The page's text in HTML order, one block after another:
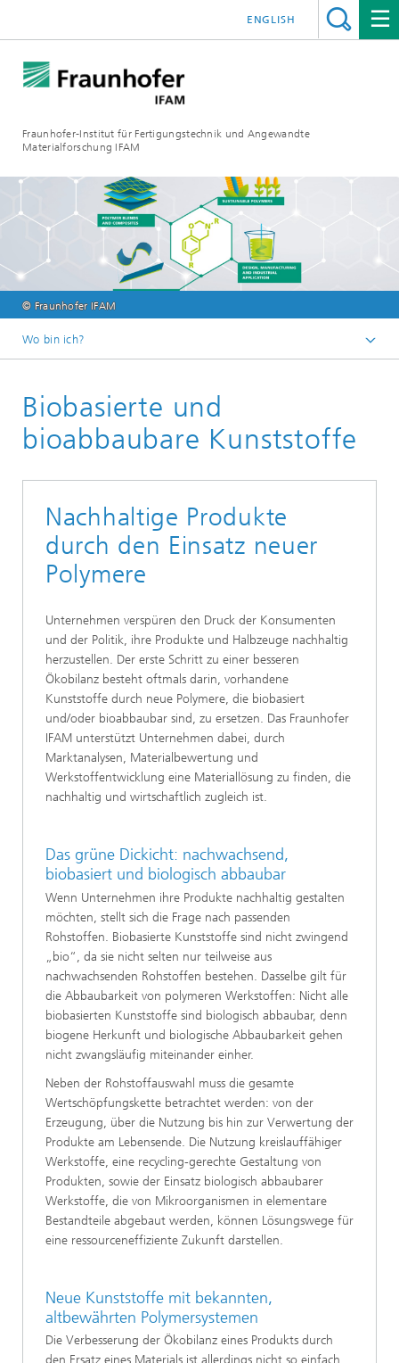
Fraunhofer-Institut für Fertigungstechnik und Angewandte
Materialforschung IFAM
ENGLISH
© Fraunhofer IFAM
Wo bin ich?
Magazin
Biobasierte und
bioabbaubare Kunststoffe
Nachhaltige Produkte
durch den Einsatz neuer
Polymere
Unternehmen verspüren den Druck der Konsumenten
und der Politik, ihre Produkte und Halbzeuge nachhaltig
herzustellen. Der erste Schritt zu einer besseren
Ökobilanz besteht oftmals darin, vorhandene
Kunststoffe durch neue Polymere, die biobasiert
und/oder bioabbaubar sind, zu ersetzen. Das Fraunhofer
IFAM unterstützt Unternehmen dabei, durch
Marktanalysen, Materialbewertung und
Werkstoffentwicklung eine Materiallösung zu finden, die
nachhaltig und wirtschaftlich zugleich ist.
Das grüne Dickicht: nachwachsend,
biobasiert und biologisch abbaubar
Wenn Unternehmen ihre Produkte nachhaltig gestalten
möchten, stellt sich die Frage nach passenden
Rohstoffen. Biobasierte Kunststoffe sind nicht zwingend
„bio“, da sie nicht selten nur teilweise aus
nachwachsenden Rohstoffen bestehen. Dasselbe gilt für
die Abbaubarkeit von polymeren Werkstoffen: Nicht alle
biobasierten Kunststoffe sind biologisch abbaubar, denn
biogene Herkunft und biologische Abbaubarkeit gehen
nicht zwangsläufig miteinander einher.
Neben der Rohstoffauswahl muss die gesamte
Wertschöpfungskette betrachtet werden: von der
Erzeugung, über die Nutzung bis hin zur Verwertung der
Produkte am Lebensende. Die Nutzung kreislauffähiger
Werkstoffe, eine recycling-gerechte Gestaltung von
Produkten, sowie der Einsatz biologisch abbaubarer
Werkstoffe, die von Mikroorganismen in elementare
Bestandteile abgebaut werden, können Lösungswege für
eine ressourceneffiziente Zukunft darstellen.
Neue Kunststoffe mit bekannten,
altbewährten Polymersystemen
Die Verbesserung der Ökobilanz eines Produkts durch
den Ersatz eines Materials ist allerdings nicht so einfach,